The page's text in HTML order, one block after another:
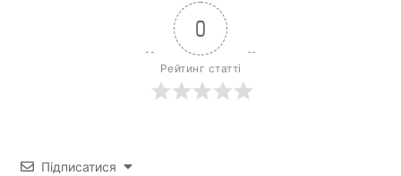
0
Рейтинг статті
Підписатися